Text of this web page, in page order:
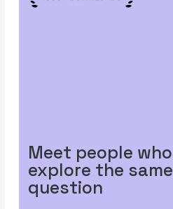
Meet people who
explore the same
question